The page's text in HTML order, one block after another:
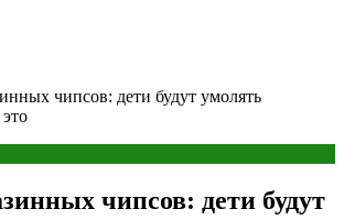
чипсов: дети будут умолять
чипсов: дети будут